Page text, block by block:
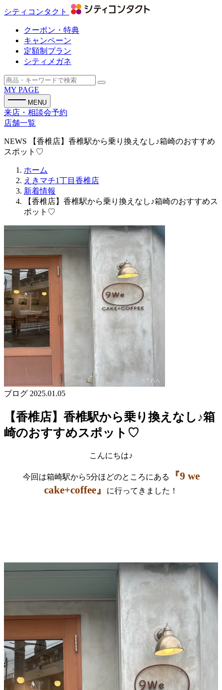
シティコンタクト
クーポン・特典
キャンペーン
定額制プラン
シティメガネ
MY PAGE
MENU
来店・相談会予約
店舗一覧
NEWS
【香椎店】香椎駅から乗り換えなし♪箱崎のおすすめ
スポット♡
ホーム
えきマチ1丁目香椎店
新着情報
【香椎店】香椎駅から乗り換えなし♪箱崎のおすすめス
ポット♡
ブログ 2025.01.05
【香椎店】香椎駅から乗り換えなし♪箱
崎のおすすめスポット♡
こんにちは♪
今回は箱崎駅から5分ほどのところにある
『9 we
cake+coffee』
に行ってきました！